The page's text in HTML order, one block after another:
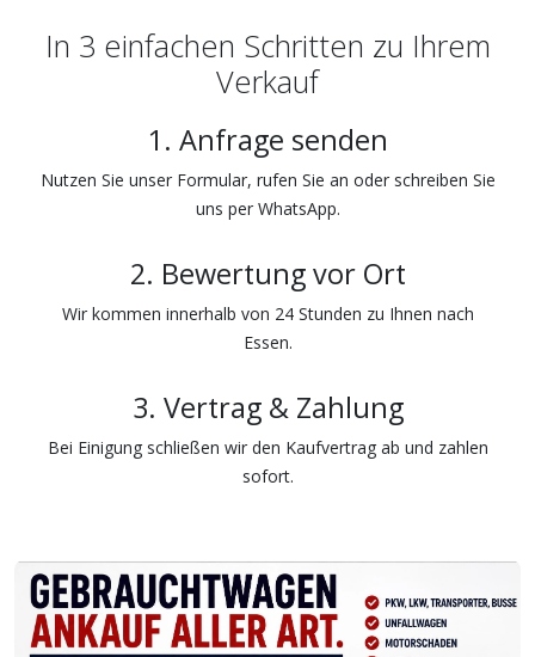
In 3 einfachen Schritten zu Ihrem
Verkauf
1. Anfrage senden
Nutzen Sie unser Formular, rufen Sie an oder schreiben Sie
uns per WhatsApp.
2. Bewertung vor Ort
Wir kommen innerhalb von 24 Stunden zu Ihnen nach
Essen.
3. Vertrag & Zahlung
Bei Einigung schließen wir den Kaufvertrag ab und zahlen
sofort.